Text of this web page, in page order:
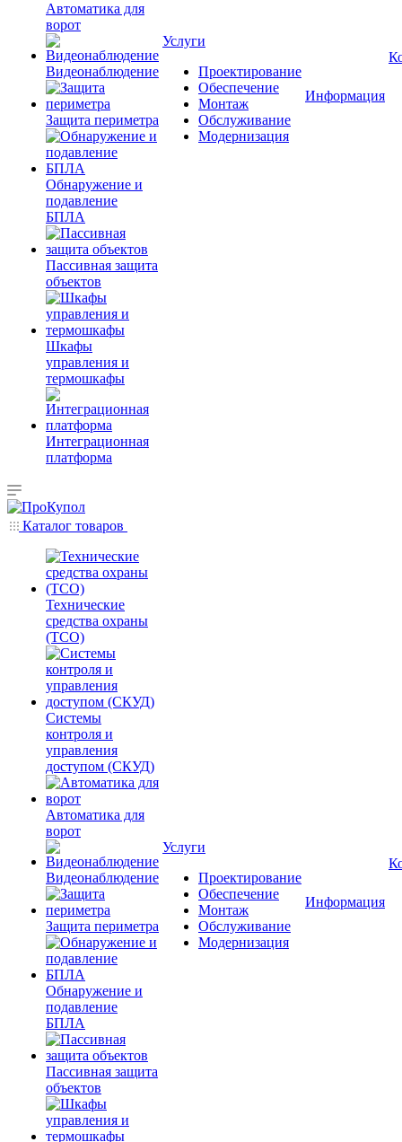
Автоматика для
ворот
Видеонаблюдение
Защита периметра
Обнаружение и
подавление
БПЛА
Пассивная защита
объектов
Шкафы
управления и
термошкафы
Интеграционная
платформа
Услуги
Проектирование
Обеспечение
Монтаж
Обслуживание
Модернизация
Информация
Каталог товаров
Технические
средства охраны
(ТСО)
Системы
контроля и
управления
доступом (СКУД)
Автоматика для
ворот
Видеонаблюдение
Защита периметра
Обнаружение и
подавление
БПЛА
Пассивная защита
объектов
Услуги
Проектирование
Обеспечение
Монтаж
Обслуживание
Модернизация
Информация